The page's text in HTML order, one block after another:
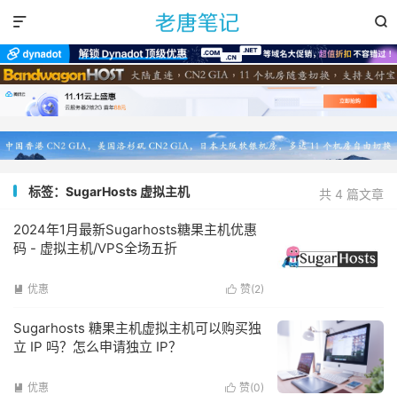


共 4 篇文章
标签：SugarHosts 虚拟主机
2024年1月最新Sugarhosts糖果主机优惠
码 - 虚拟主机/VPS全场五折
 赞(2)
 优惠
Sugarhosts 糖果主机虚拟主机可以购买独
立 IP 吗？怎么申请独立 IP？
 赞(0)
 优惠